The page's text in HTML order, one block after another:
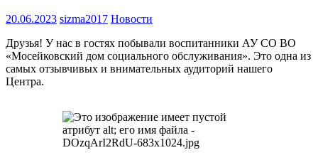
20.06.2023 sizma2017 Новости
Друзья! У нас в гостях побывали воспитанники АУ СО ВО
«Мосейковский дом социального обслуживания». Это одна из
самых отзывчивых и внимательных аудиторий нашего
Центра.